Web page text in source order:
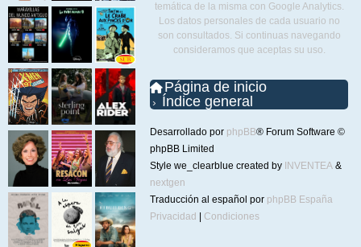
temática de la misma con Google Analytics.
Los datos personales de cada usuario no
son consultados. Si continuas navegando
consideramos que aceptas su uso.
Página de inicio
Índice general
Desarrollado por phpBB® Forum Software ©
phpBB Limited
Style we_clearblue created by INVENTEA &
nextgen
Traducción al español por phpBB España
Privacidad
Condiciones